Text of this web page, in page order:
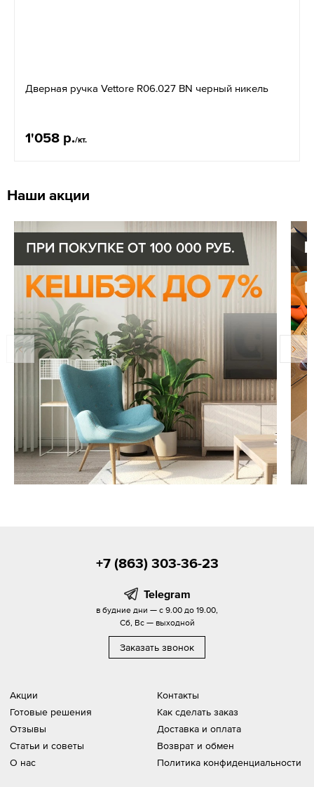
Дверная ручка Vettore R06.027 BN черный никель
1'058 р./кт.
Наши акции
Акции
Готовые решения
Отзывы
Статьи и советы
О нас
Контакты
Как сделать заказ
Доставка и оплата
Возврат и обмен
Политика конфиденциальности
+7 (863) 303-36-23
Telegram
в будние дни — с 9.00 до 19.00,
Сб, Вс — выходной
Заказать звонок